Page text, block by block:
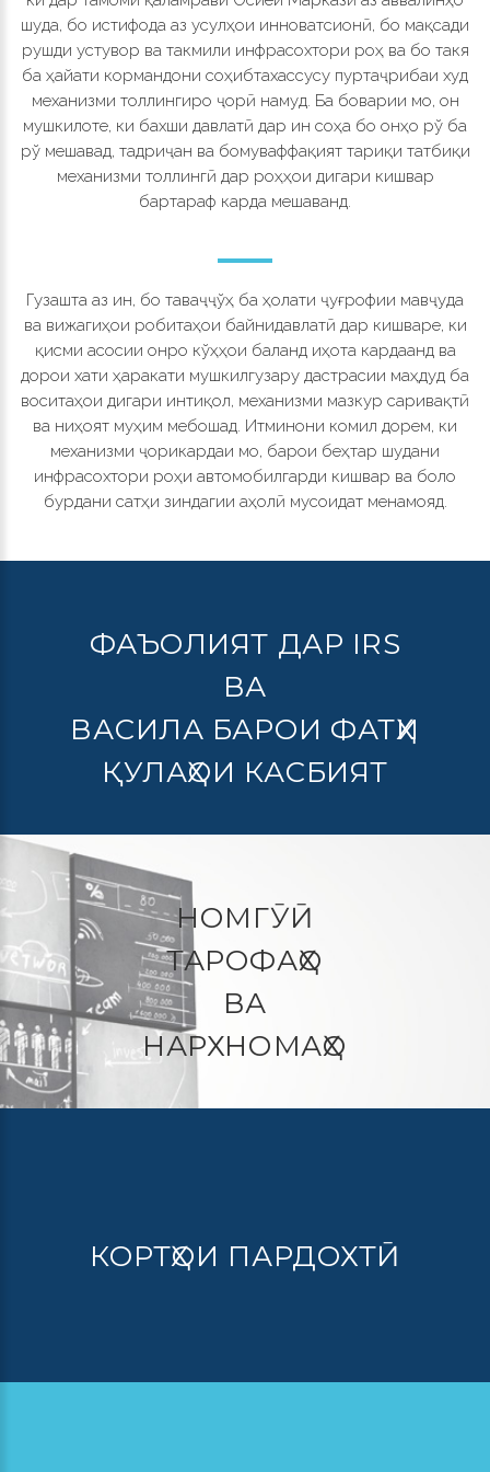
шуда, бо истифода аз усулҳои инноватсионӣ, бо мақсади
рушди устувор ва такмили инфрасохтори роҳ ва бо такя
ба ҳайати кормандони соҳибтахассусу пуртаҷрибаи худ
механизми толлингиро ҷорӣ намуд. Ба боварии мо, он
мушкилоте, ки бахши давлатӣ дар ин соҳа бо онҳо рў ба
рў мешавад, тадриҷан ва бомуваффақият тариқи татбиқи
механизми толлингӣ дар роҳҳои дигари кишвар
бартараф карда мешаванд.
Гузашта аз ин, бо таваҷҷўҳ ба ҳолати ҷуғрофии мавҷуда
ва вижагиҳои робитаҳои байнидавлатӣ дар кишваре, ки
қисми асосии онро кўҳҳои баланд иҳота кардаанд ва
дорои хати ҳаракати мушкилгузару дастрасии маҳдуд ба
воситаҳои дигари интиқол, механизми мазкур саривақтӣ
ва ниҳоят муҳим мебошад. Итминони комил дорем, ки
механизми ҷорикардаи мо, барои беҳтар шудани
инфрасохтори роҳи автомобилгарди кишвар ва боло
бурдани сатҳи зиндагии аҳолӣ мусоидат менамояд.
ФАЪОЛИЯТ ДАР IRS
ВА
ВАСИЛА БАРОИ ФАТҲИ
ҚУЛАҲОИ КАСБИЯТ
НОМГӮӢ
ТАРОФАҲО
ВА
НАРХНОМАҲО
КОРТҲОИ ПАРДОХТӢ